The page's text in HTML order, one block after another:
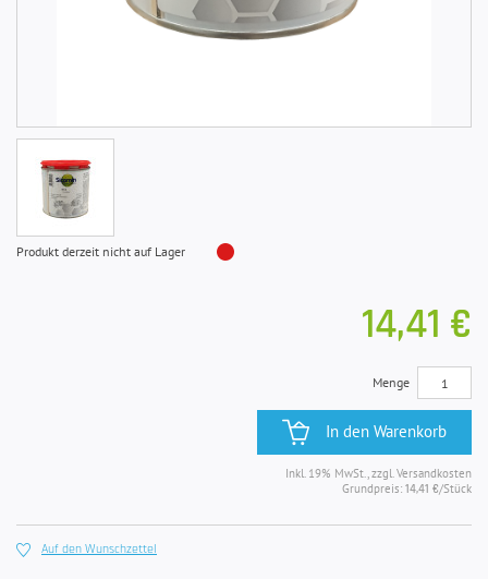
Produkt derzeit nicht auf Lager
14,41 €
Menge
In den Warenkorb
Inkl. 19% MwSt., zzgl. Versandkosten
Grundpreis: 14,41 €/Stück
Auf den Wunschzettel